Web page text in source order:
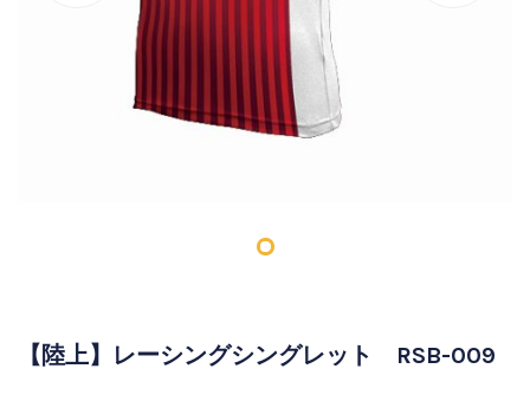
【陸上】レーシングシングレット RSB-009